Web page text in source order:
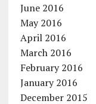
June 2016
May 2016
April 2016
March 2016
February 2016
January 2016
December 2015